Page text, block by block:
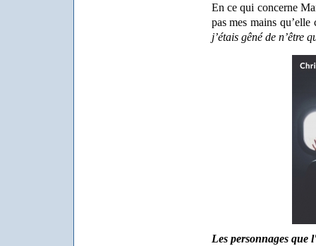
En ce qui concerne
pas mes mains
j’étais gêné de n’être
Les personnages